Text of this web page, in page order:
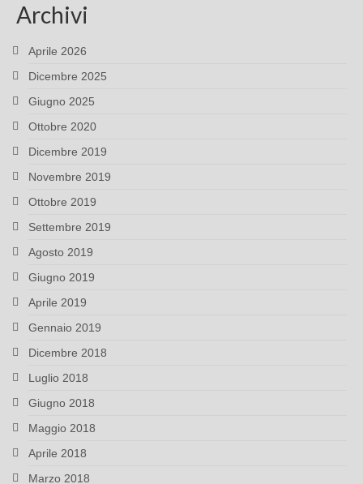
Archivi
Aprile 2026
Dicembre 2025
Giugno 2025
Ottobre 2020
Dicembre 2019
Novembre 2019
Ottobre 2019
Settembre 2019
Agosto 2019
Giugno 2019
Aprile 2019
Gennaio 2019
Dicembre 2018
Luglio 2018
Giugno 2018
Maggio 2018
Aprile 2018
Marzo 2018